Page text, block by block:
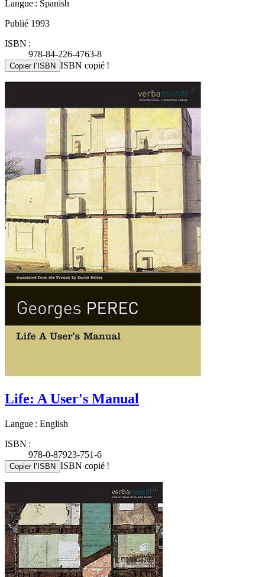
Langue : Spanish
Publié 1993
ISBN :
978-84-226-4763-8
Copier l’ISBN ISBN copié !
Life: A User's Manual
Langue : English
ISBN :
978-0-87923-751-6
Copier l’ISBN ISBN copié !